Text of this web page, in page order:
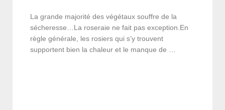
La grande majorité des végétaux souffre de la
sécheresse…La roseraie ne fait pas exception.En
règle générale, les rosiers qui s’y trouvent
supportent bien la chaleur et le manque de …